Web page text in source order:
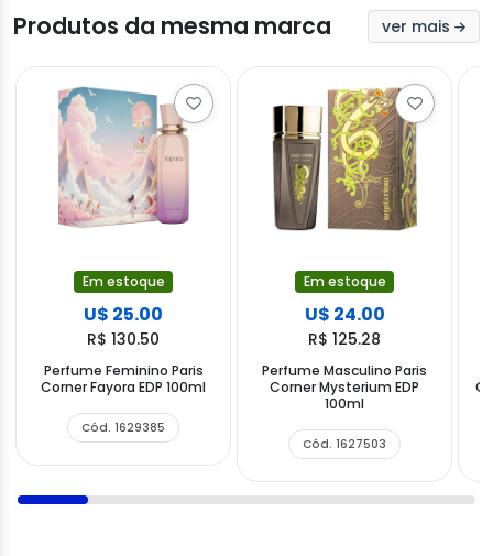
Produtos da mesma marca ver mais
Em estoque
U$ 25.00
R$ 130.50
Perfume Feminino Paris
Corner Fayora EDP 100ml
Cód. 1629385
Em estoque
U$ 24.00
R$ 125.28
Perfume Masculino Paris
Corner Mysterium EDP
100ml
Cód. 1627503